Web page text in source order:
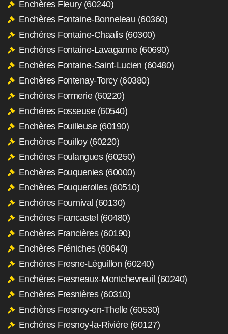
Enchères Fleury (60240)
Enchères Fontaine-Bonneleau (60360)
Enchères Fontaine-Chaalis (60300)
Enchères Fontaine-Lavaganne (60690)
Enchères Fontaine-Saint-Lucien (60480)
Enchères Fontenay-Torcy (60380)
Enchères Formerie (60220)
Enchères Fosseuse (60540)
Enchères Fouilleuse (60190)
Enchères Fouilloy (60220)
Enchères Foulangues (60250)
Enchères Fouquenies (60000)
Enchères Fouquerolles (60510)
Enchères Fournival (60130)
Enchères Francastel (60480)
Enchères Francières (60190)
Enchères Fréniches (60640)
Enchères Fresne-Léguillon (60240)
Enchères Fresneaux-Montchevreuil (60240)
Enchères Fresnières (60310)
Enchères Fresnoy-en-Thelle (60530)
Enchères Fresnoy-la-Rivière (60127)